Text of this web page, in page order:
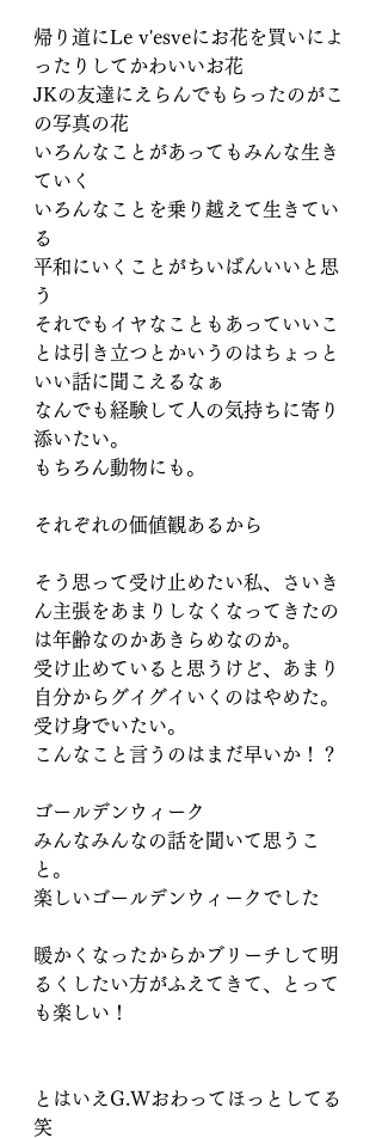
帰り道にLe v'esveにお花を買いによ
ったりしてかわいいお花
JKの友達にえらんでもらったのがこ
の写真の花
いろんなことがあってもみんな生き
ていく
いろんなことを乗り越えて生きてい
る
平和にいくことがちいばんいいと思
う
それでもイヤなこともあっていいこ
とは引き立つとかいうのはちょっと
いい話に聞こえるなぁ
なんでも経験して人の気持ちに寄り
添いたい。
もちろん動物にも。
それぞれの価値観あるから
そう思って受け止めたい私、さいき
ん主張をあまりしなくなってきたの
は年齢なのかあきらめなのか。
受け止めていると思うけど、あまり
自分からグイグイいくのはやめた。
受け身でいたい。
こんなこと言うのはまだ早いか！？
ゴールデンウィーク
みんなみんなの話を聞いて思うこ
と。
楽しいゴールデンウィークでした
暖かくなったからかブリーチして明
るくしたい方がふえてきて、とって
も楽しい！
とはいえG.Wおわってほっとしてる
笑